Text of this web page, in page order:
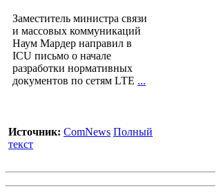
Заместитель министра связи
и массовых коммуникаций
Наум Мардер направил в
ICU письмо о начале
разработки нормативных
документов по сетям LTE ...
Источник: ComNews Полный
текст